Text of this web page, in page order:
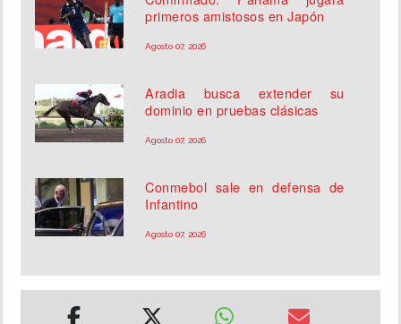
primeros amistosos en Japón
Agosto 07, 2026
Aradia busca extender su
dominio en pruebas clásicas
Agosto 07, 2026
Conmebol sale en defensa de
Infantino
Agosto 07, 2026